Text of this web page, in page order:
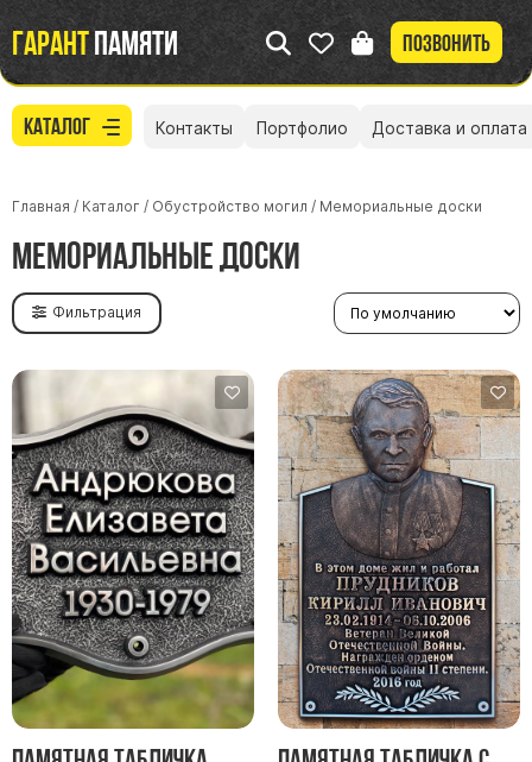
Гарантпамяти Позвонить
Каталог
Участникам СВО
Памятники из гранита
Памятники из мрамора
Элитные памятники
Резные памятники
Мемориальные комплексы
Памятники с полноформатным фото
Контакты Портфолио Доставка и оплата
Главная / Каталог / Обустройство могил / Мемориальные доски
Мемориальные доски
Фильтрация